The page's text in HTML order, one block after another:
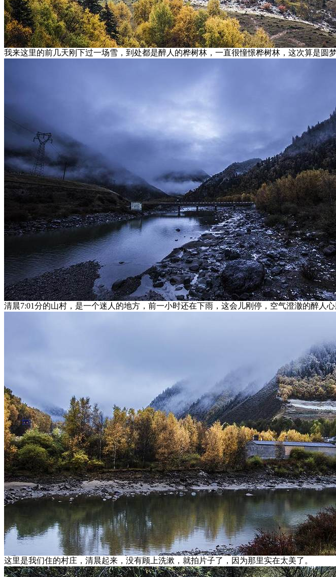
我来这里的前几天刚下过一场雪，到处都是醉人的桦树林，一直很憧憬桦树林，这次算是圆梦
清晨7:01分的山村，是一个迷人的地方，前一小时还在下雨，这会儿刚停，空气澄澈的醉人心
这里是我们住的村庄，清晨起来，没有顾上洗漱，就拍片子了，因为那里实在太美了。